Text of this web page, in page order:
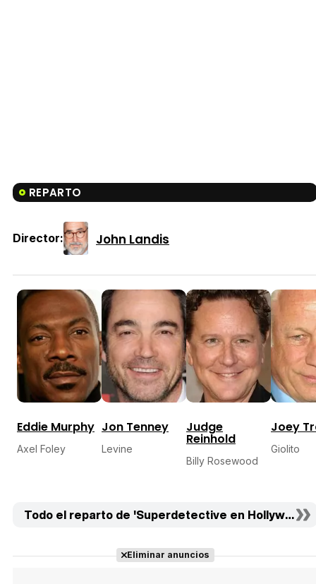
REPARTO
Director: John Landis
Eddie Murphy
Axel Foley
Jon Tenney
Levine
Judge
Reinhold
Billy Rosewood
Joey
Giolito
Todo el reparto de 'Superdetective en Hollywood
Eliminar anuncios